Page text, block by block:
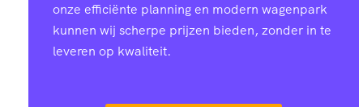
onze efficiënte planning en modern wagenpark
kunnen wij scherpe prijzen bieden, zonder in te
leveren op kwaliteit.